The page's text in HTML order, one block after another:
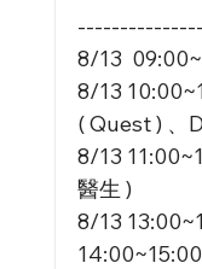
8/13
8/13
( Quest ) 、
8/13
醫生 )
8/13